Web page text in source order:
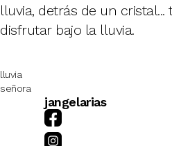
lluvia, detrás de un
disfrutar bajo la lluvia.
lluvia
señora
jangelarias